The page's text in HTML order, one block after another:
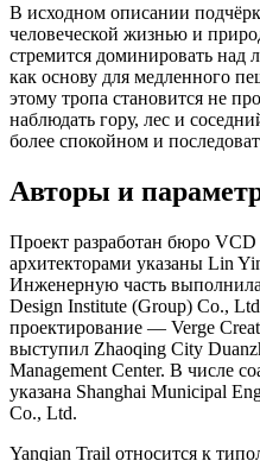
В исходном описании
человеческой жизнью и
стремится доминировать над
как основу для медленного
этому тропа становится не
наблюдать гору, лес и
более спокойном и
Авторы и
Проект разработан бюро
архитекторами указаны Lin
Инженерную часть
Design Institute (Group) Co.,
проектирование — Verge
выступил Zhaoqing City
Management Center. В числе
указана Shanghai Municipal
Co., Ltd.
Yanqian Trail относится к